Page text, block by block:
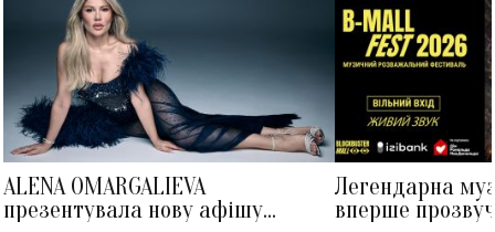
ALENA OMARGALIEVA
презентувала нову афішу
Легендарна
вперше